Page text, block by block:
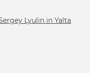
Lyulin in Yalta